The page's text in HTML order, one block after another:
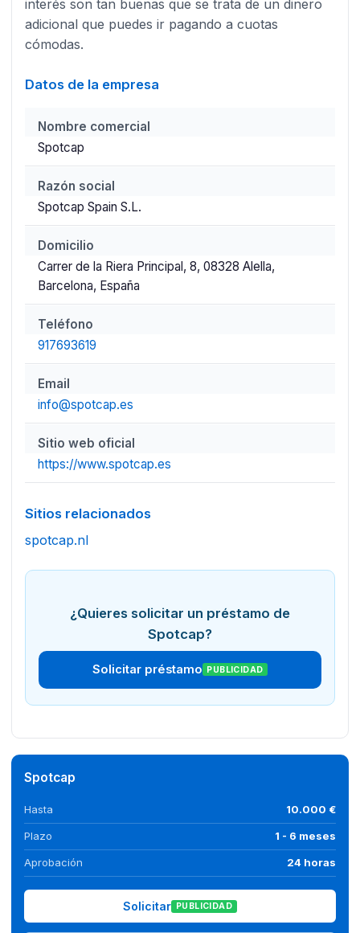
interés son tan buenas que se trata de un dinero
adicional que puedes ir pagando a cuotas
cómodas.
Datos de la empresa
Nombre comercial
Spotcap
Razón social
Spotcap Spain S.L.
Domicilio
Carrer de la Riera Principal, 8, 08328 Alella,
Barcelona, España
Teléfono
917693619
Email
info@spotcap.es
Sitio web oficial
https://www.spotcap.es
Sitios relacionados
spotcap.nl
¿Quieres solicitar un préstamo de
Spotcap?
Solicitar préstamo PUBLICIDAD
Spotcap
Hasta 10.000 €
Plazo 1 - 6 meses
Aprobación 24 horas
Solicitar PUBLICIDAD